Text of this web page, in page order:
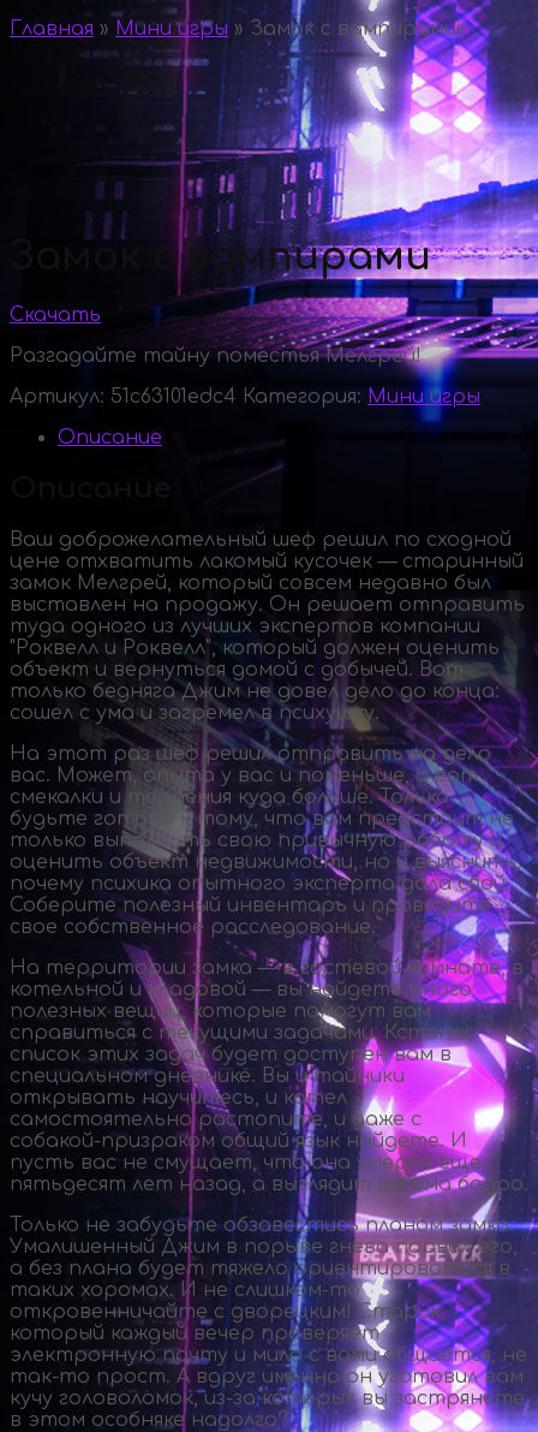
Главная » Мини игры » Замок с вампирами»
Замок с вампирами
Скачать
Разгадайте тайну поместья Мелгрей!
Артикул: 51c63101edc4 Категория: Мини игры
Описание
Ваш доброжелательный шеф решил по сходной
цене отхватить лакомый кусочек — старинный
замок Мелгрей, который совсем недавно был
выставлен на продажу. Он решает отправить
туда одного из лучших экспертов компании
"Роквелл и Роквелл", который должен оценить
объект и вернуться домой с добычей. Вот
только бедняга Джим не довел дело до конца:
сошел с ума и загремел в психушку.
На этот раз шеф решил отправить на дело
вас. Может, опыта у вас и поменьше, а вот
смекалки и терпения куда больше. Только
будьте готовы к тому, что вам предстоит не
только выполнить свою привычную работу и
оценить объект недвижимости, но и выяснить,
почему психика опытного эксперта дала сбой.
Соберите полезный инвентарь и проведите
свое собственное расследование.
На территории замка — в гостевой комнате, в
котельной и кладовой — вы найдете много
полезных вещиц, которые помогут вам
справиться с текущими задачами. Кстати,
список этих задач будет доступен вам в
специальном дневнике. Вы и тайники
открывать научитесь, и котел
самостоятельно растопите, и даже с
собакой-призраком общий язык найдете. И
пусть вас не смущает, что она умерла еще
пятьдесят лет назад, а выглядит весьма бодро.
Только не забудьте обзавестись планом замка.
Умалишенный Джим в порыве гнева порвал его,
а без плана будет тяжело ориентироваться в
таких хоромах. И не слишком-то
откровенничайте с дворецким! Старик,
который каждый вечер проверяет
электронную почту и мило с вами общается, не
так-то прост. А вдруг именно он уготовил вам
кучу головоломок,из-закоторых вы застрянете
в этом особняке надолго?